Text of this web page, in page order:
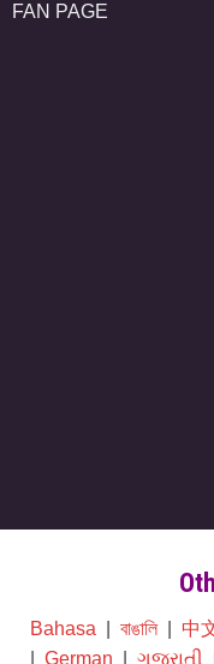
FAN PAGE
Bahasa বাঙালি 中
German ગુજરાતી